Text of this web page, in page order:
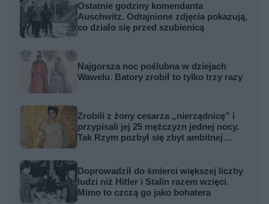
Ostatnie godziny komendanta
Auschwitz. Odtajnione zdjęcia pokazują,
co działo się przed szubienicą
Najgorsza noc poślubna w dziejach
Wawelu. Batory zrobił to tylko trzy razy
Zrobili z żony cesarza „nierządnicę” i
przypisali jej 25 mężczyzn jednej nocy.
Tak Rzym pozbył się zbyt ambitnej
Doprowadził do śmierci większej liczby
ludzi niż Hitler i Stalin razem wzięci.
Mimo to czczą go jako bohatera